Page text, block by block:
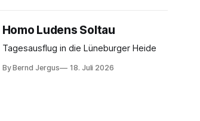
Homo Ludens Soltau
Tagesausflug in die Lüneburger Heide
By Bernd Jergus 18. Juli 2026